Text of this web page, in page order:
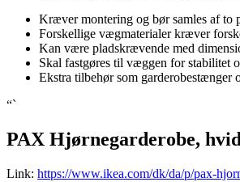
Kræver montering og bør samles af to
Forskellige vægmaterialer kræver
Kan være pladskrævende med
Skal fastgøres til væggen for stabilitet
Ekstra tilbehør som garderobestænger
“`
PAX Hjørnegarderobe,
Link: https://www.ikea.com/dk/da/p/pax-